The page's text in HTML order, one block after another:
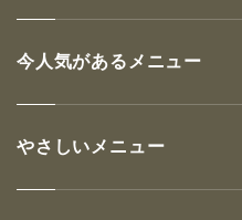
今人気があるメニュー
やさしいメニュー